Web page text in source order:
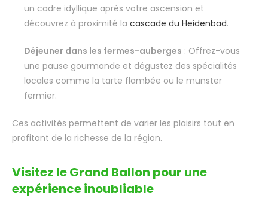
un cadre idyllique après votre ascension et
découvrez à proximité la cascade du Heidenbad.
Déjeuner dans les fermes-auberges : Offrez-vous
une pause gourmande et dégustez des spécialités
locales comme la tarte flambée ou le munster
fermier.
Ces activités permettent de varier les plaisirs tout en
profitant de la richesse de la région.
Visitez le Grand Ballon pour une
expérience inoubliable